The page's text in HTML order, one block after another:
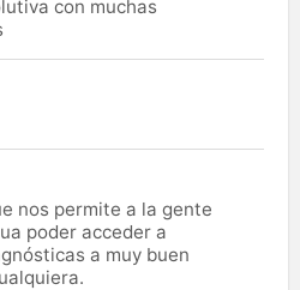
con muchas
nos permite a la gente
poder acceder a
a muy buen